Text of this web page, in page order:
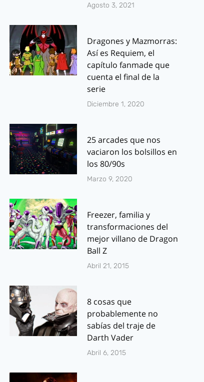
Agosto 3, 2021
Dragones y Mazmorras:
Así es Requiem, el
capítulo fanmade que
cuenta el final de la
serie
Diciembre 1, 2020
25 arcades que nos
vaciaron los bolsillos en
los 80/90s
Marzo 9, 2020
Freezer, familia y
transformaciones del
mejor villano de Dragon
Ball Z
Abril 21, 2015
8 cosas que
probablemente no
sabías del traje de
Darth Vader
Abril 6, 2015